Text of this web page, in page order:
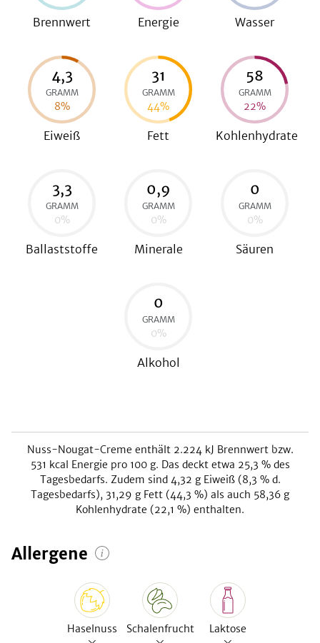
Brennwert Energie Wasser
4,3
GRAMM
8%
Eiweiß
31
GRAMM
44%
Fett
58
GRAMM
22%
Kohlenhydrate
3,3
GRAMM
0%
Ballaststoffe
0,9
GRAMM
0%
Minerale
0
GRAMM
0%
Säuren
0
GRAMM
0%
Alkohol
Nuss-Nougat-Creme enthält 2.224 kJ Brennwert bzw.
531 kcal Energie pro 100 g. Das deckt etwa 25,3 % des
Tagesbedarfs. Zudem sind 4,32 g Eiweiß (8,3 % d.
Tagesbedarfs), 31,29 g Fett (44,3 %) als auch 58,36 g
Kohlenhydrate (22,1 %) enthalten.
Allergene
Haselnuss Schalenfrucht Laktose